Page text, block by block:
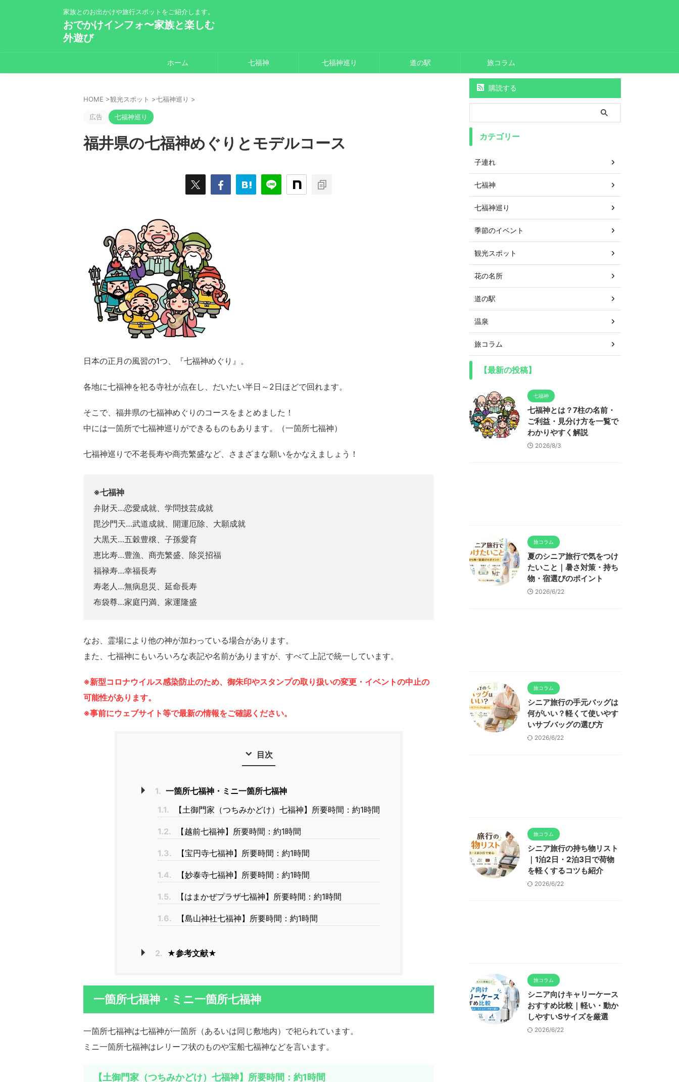
家族とのお出かけや旅行スポットをご紹介します。
おでかけインフォ〜家族と楽しむ
外遊び
ホーム 七福神 七福神巡り 道の駅 旅コラム
HOME >観光スポット >七福神巡り >
広告 七福神巡り
福井県の七福神めぐりとモデルコース
日本の正月の風習の1つ、『七福神めぐり』。
各地に七福神を祀る寺社が点在し、だいたい半日～2日ほどで回れます。
そこで、福井県の七福神めぐりのコースをまとめました！
中には一箇所で七福神巡りができるものもあります。（一箇所七福神）
七福神巡りで不老長寿や商売繁盛など、さまざまな願いをかなえましょう！
※七福神
弁財天…恋愛成就、学問技芸成就
毘沙門天…武道成就、開運厄除、大願成就
大黒天…五穀豊穣、子孫愛育
恵比寿…豊漁、商売繁盛、除災招福
福禄寿…幸福長寿
寿老人…無病息災、延命長寿
布袋尊…家庭円満、家運隆盛
なお、霊場により他の神が加わっている場合があります。
また、七福神にもいろいろな表記や名前がありますが、すべて上記で統一しています。
※新型コロナウイルス感染防止のため、御朱印やスタンプの取り扱いの変更・イベントの中止の
可能性があります。
※事前にウェブサイト等で最新の情報をご確認ください。
目次
1. 一箇所七福神・ミニ一箇所七福神
1.1.
【土御門家（つちみかどけ）七福神】所要時間：約1時間
1.2. 【越前七福神】所要時間：約1時間
1.3. 【宝円寺七福神】所要時間：約1時間
1.4. 【妙泰寺七福神】所要時間：約1時間
1.5. 【はまかぜプラザ七福神】所要時間：約1時間
1.6. 【島山神社七福神】所要時間：約1時間
2. ★参考文献★
一箇所七福神・ミニ一箇所七福神
一箇所七福神は七福神が一箇所（あるいは同じ敷地内）で祀られています。
ミニ一箇所七福神はレリーフ状のものや宝船七福神などを言います。
【土御門家（つちみかどけ）七福神】所要時間：約1時間
購読する
カテゴリー
子連れ
七福神
七福神巡り
季節のイベント
観光スポット
花の名所
道の駅
温泉
旅コラム
【最新の投稿】
七福神
七福神とは？7柱の名前・
ご利益・見分け方を一覧で
わかりやすく解説
2026/8/3
旅コラム
夏のシニア旅行で気をつけ
たいこと｜暑さ対策・持ち
物・宿選びのポイント
2026/6/22
旅コラム
シニア旅行の手元バッグは
何がいい？軽くて使いやす
いサブバッグの選び方
2026/6/22
旅コラム
シニア旅行の持ち物リスト
｜1泊2日・2泊3日で荷物
を軽くするコツも紹介
2026/6/22
旅コラム
シニア向けキャリーケース
おすすめ比較｜軽い・動か
しやすいSサイズを厳選
2026/6/22